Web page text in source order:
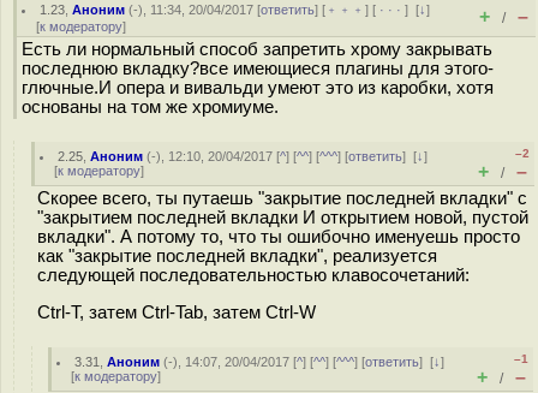
1.23 ,Аноним (-), 11:34, 20/04/2017 [ответить] [ ﹢﹢﹢] [ · · ·][↓]
[к модератору] + / –
Есть ли нормальный способ запретить хрому закрывать
последнюю вкладку?все имеющиеся плагины для этого-
глючные.И опера и вивальди умеют это из каробки, хотя
основаны на том же хромиуме.
2.25 ,Аноним (-), 12:10, 20/04/2017 [^] [^^] [^^^] [ответить][↓]
[к модератору]
–2
+ / –
Скорее всего, ты путаешь "закрытие последней вкладки" с
"закрытием последней вкладки И открытием новой, пустой
вкладки". А потому то, что ты ошибочно именуешь просто
как "закрытие последней вкладки", реализуется
следующей последовательностью клавосочетаний:
Ctrl-T, затем Ctrl-Tab, затем Ctrl-W
3.31 ,Аноним (-), 14:07, 20/04/2017 [^] [^^] [^^^] [ответить][↓]
[к модератору]
–1
+ / –